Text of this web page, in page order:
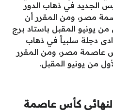
الجديد في ذهاب الدور
مصر، ومن المقرر أن
من يونيو المقبل باستاد برج
دجلة سلبياً في ذهاب
عاصمة مصر، ومن المقرر
من يونيو المقبل.
كأس عاصمة